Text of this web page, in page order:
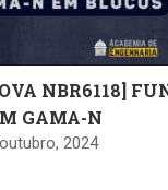
NBR6118]
GAMA-N
2024